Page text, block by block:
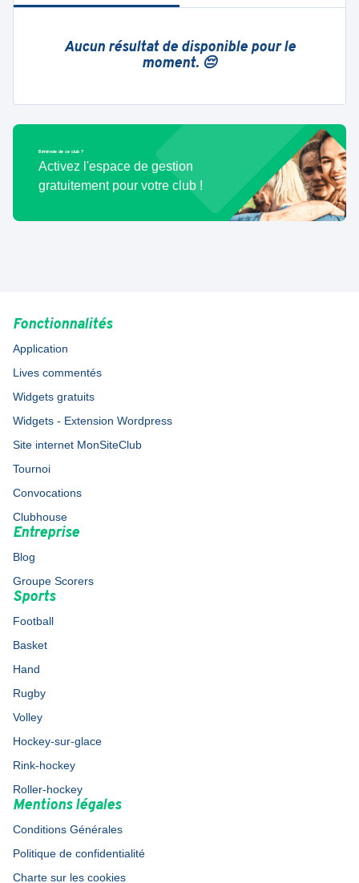
Aucun résultat de disponible pour le
moment. 😔
Bénévole de ce club ?
Activez l'espace de gestion
gratuitement pour votre club !
Fonctionnalités
Application
Lives commentés
Widgets gratuits
Widgets - Extension Wordpress
Site internet MonSiteClub
Tournoi
Convocations
Clubhouse
Entreprise
Blog
Groupe Scorers
Sports
Football
Basket
Hand
Rugby
Volley
Hockey-sur-glace
Rink-hockey
Roller-hockey
Mentions légales
Conditions Générales
Politique de confidentialité
Charte sur les cookies